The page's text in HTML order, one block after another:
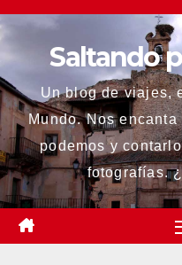
Saltar
contenidoSaltando
Un blog de viajes,
Mundo. Nos
podemos y
fotografías.